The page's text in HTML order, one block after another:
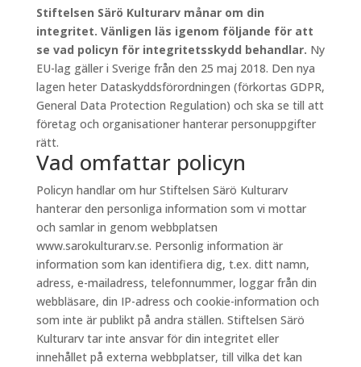
Stiftelsen Särö Kulturarv månar om din
integritet. Vänligen läs igenom följande för att
se vad policyn för integritetsskydd behandlar. Ny
EU-lag gäller i Sverige från den 25 maj 2018. Den nya
lagen heter Dataskyddsförordningen (förkortas GDPR,
General Data Protection Regulation) och ska se till att
företag och organisationer hanterar personuppgifter
rätt.
Vad omfattar policyn
Policyn handlar om hur Stiftelsen Särö Kulturarv
hanterar den personliga information som vi mottar
och samlar in genom webbplatsen
www.sarokulturarv.se. Personlig information är
information som kan identifiera dig, t.ex. ditt namn,
adress, e-mailadress, telefonnummer, loggar från din
webbläsare, din IP-adress och cookie-information och
som inte är publikt på andra ställen. Stiftelsen Särö
Kulturarv tar inte ansvar för din integritet eller
innehållet på externa webbplatser, till vilka det kan